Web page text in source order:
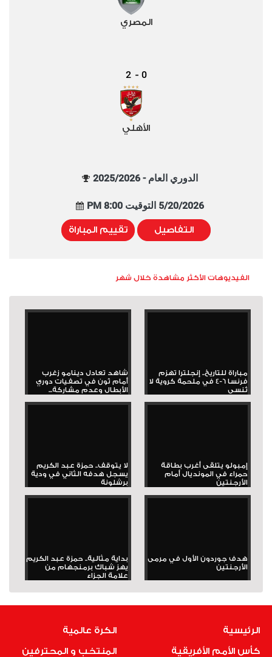
المصري
0
-
2
الأهلي
الدوري العام - 2025/2026
5/20/2026 التوقيت 8:00 PM
التفاصيل تقييم المباراة
الفيديوهات الأكثر مشاهدة خلال شهر
مباراة للتاريخ.. إنجلترا تهزم
فرنسا 6-4 في ملحمة كروية لا
تُنسى
شاهد تعادل دينامو زغرب
أمام ثون في تصفيات دوري
الأبطال وعدم مشاركة...
إمبولو يتلقى أغرب بطاقة
حمراء في المونديال أمام
الأرجنتين
لا يتوقف.. حمزة عبد الكريم
يسجل هدفه الثاني في ودية
برشلونة
هدف جوردون الأول في مرمى
الأرجنتين
بداية مثالية.. حمزة عبد الكريم
يهز شباك برمنجهام من
علامة الجزاء
الرئيسية
كأس الأمم الأفريقية
الكرة عالمية
المنتخب و المحترفين